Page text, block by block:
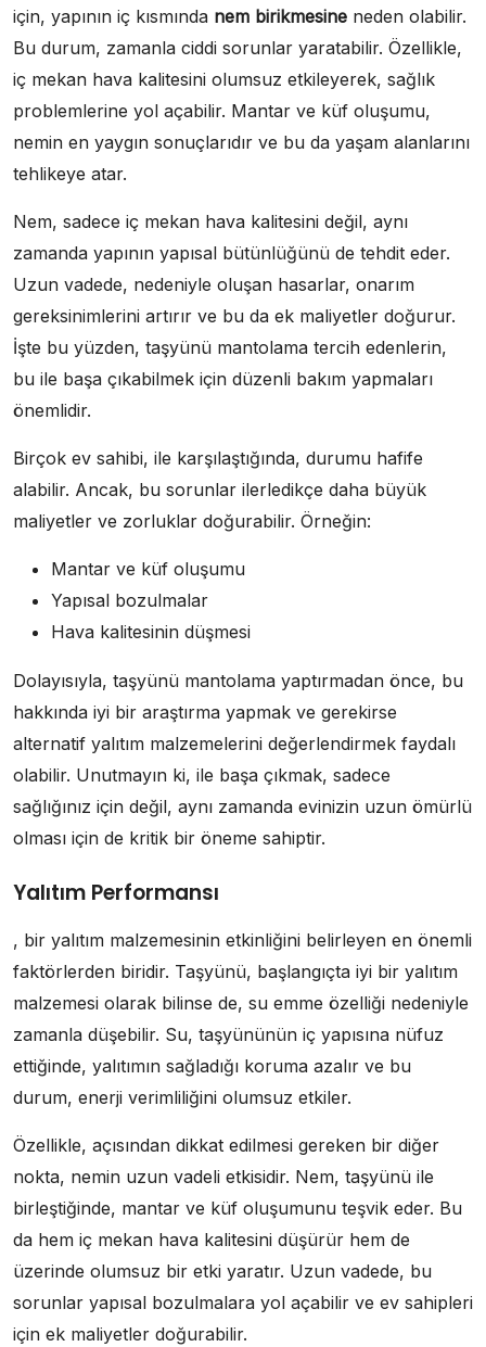
için, yapının iç kısmında nem birikmesine neden olabilir.
Bu durum, zamanla ciddi sorunlar yaratabilir. Özellikle,
iç mekan hava kalitesini olumsuz etkileyerek, sağlık
problemlerine yol açabilir. Mantar ve küf oluşumu,
nemin en yaygın sonuçlarıdır ve bu da yaşam alanlarını
tehlikeye atar.
Nem, sadece iç mekan hava kalitesini değil, aynı
zamanda yapının yapısal bütünlüğünü de tehdit eder.
Uzun vadede, nedeniyle oluşan hasarlar, onarım
gereksinimlerini artırır ve bu da ek maliyetler doğurur.
İşte bu yüzden, taşyünü mantolama tercih edenlerin,
bu ile başa çıkabilmek için düzenli bakım yapmaları
önemlidir.
Birçok ev sahibi, ile karşılaştığında, durumu hafife
alabilir. Ancak, bu sorunlar ilerledikçe daha büyük
maliyetler ve zorluklar doğurabilir. Örneğin:
Mantar ve küf oluşumu
Yapısal bozulmalar
Hava kalitesinin düşmesi
Dolayısıyla, taşyünü mantolama yaptırmadan önce, bu
hakkında iyi bir araştırma yapmak ve gerekirse
alternatif yalıtım malzemelerini değerlendirmek faydalı
olabilir. Unutmayın ki, ile başa çıkmak, sadece
sağlığınız için değil, aynı zamanda evinizin uzun ömürlü
olması için de kritik bir öneme sahiptir.
Yalıtım Performansı
, bir yalıtım malzemesinin etkinliğini belirleyen en önemli
faktörlerden biridir. Taşyünü, başlangıçta iyi bir yalıtım
malzemesi olarak bilinse de, su emme özelliği nedeniyle
zamanla düşebilir. Su, taşyününün iç yapısına nüfuz
ettiğinde, yalıtımın sağladığı koruma azalır ve bu
durum, enerji verimliliğini olumsuz etkiler.
Özellikle, açısından dikkat edilmesi gereken bir diğer
nokta, nemin uzun vadeli etkisidir. Nem, taşyünü ile
birleştiğinde, mantar ve küf oluşumunu teşvik eder. Bu
da hem iç mekan hava kalitesini düşürür hem de
üzerinde olumsuz bir etki yaratır. Uzun vadede, bu
sorunlar yapısal bozulmalara yol açabilir ve ev sahipleri
için ek maliyetler doğurabilir.